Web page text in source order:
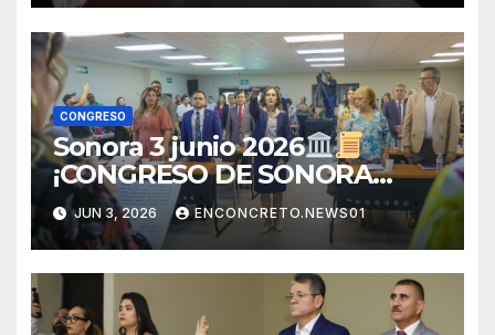
IGUALDAD DE GÉNERO!
CONGRESO
Sonora 3 junio 2026
¡CONGRESO DE SONORA
APRUEBA CAMBIOS
ELECTORALES Y ANALIZA
NUEVAS REFORMAS!
JUN 3, 2026 ENCONCRETO.NEWS01